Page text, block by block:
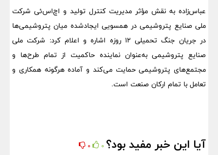
عباس‌زاده به نقش مؤثر مدیریت کنترل تولید و اچ‌اس‌ئی شرکت
ملی صنایع پتروشیمی در همسویی ایجادشده میان پتروشیمی‌ها
در جریان جنگ تحمیلی ۱۲ روزه اشاره و اعلام کرد: شرکت ملی
صنایع پتروشیمی به‌عنوان نماینده حاکمیت از تمام طرح‌ها و
مجتمع‌های پتروشیمی حمایت می‌کند و آماده هرگونه همکاری و
تعامل با تمام ارکان صنعت است.
آیا این خبر مفید بود؟ 0
0